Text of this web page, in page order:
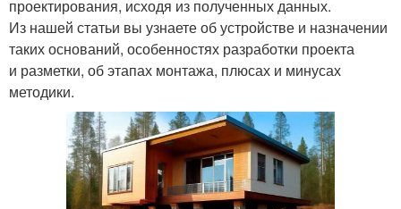
проектирования, исходя из полученных данных.
Из нашей статьи вы узнаете об устройстве и назначении
таких оснований, особенностях разработки проекта
и разметки, об этапах монтажа, плюсах и минусах
методики.